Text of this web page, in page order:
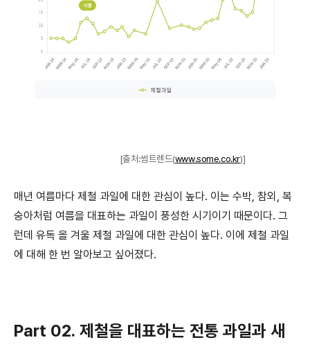
[출처:썸트렌드(www.some.co.kr)]
매년 여름마다 제철 과일에 대한 관심이 높다. 이는 수박, 참외, 복
숭아처럼 여름을 대표하는 과일이 풍성한 시기이기 때문이다. 그
런데 유독 올 겨울 제철 과일에 대한 관심이 높다. 이에 제철 과일
에 대해 한 번 알아보고 싶어졌다.
Part 02. 제철을 대표하는 전통 과일과 새